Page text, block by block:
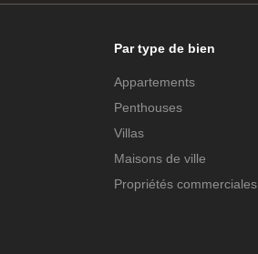
Par type de bien
Appartements
Penthouses
Villas
Maisons de ville
Propriétés commerciales